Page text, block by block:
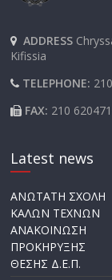
ADDRESS
Kifissia
TELEPHONE:
FAX: 210
Latest news
ΑΝΩΤΑΤΗ ΣΧΟΛΗ
ΚΑΛΩΝ ΤΕΧΝΩΝ
ΑΝΑΚΟΙΝΩΣΗ
ΠΡΟΚΗΡΥΞΗΣ
ΘΕΣΗΣ Δ.Ε.Π.